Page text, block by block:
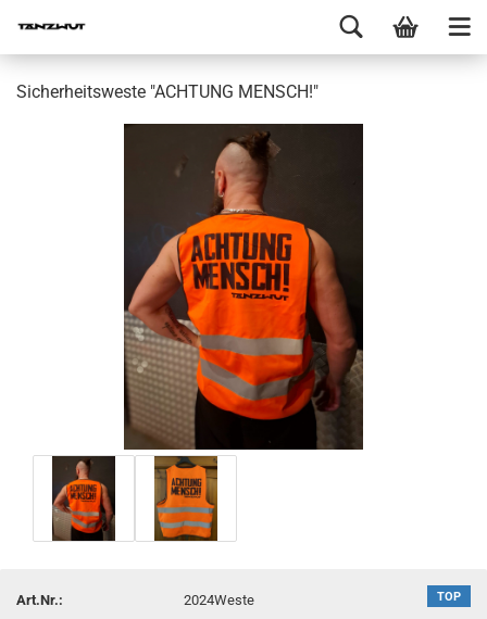
Sicherheitsweste "ACHTUNG MENSCH!"
TOP
Art.Nr.:
2024Weste